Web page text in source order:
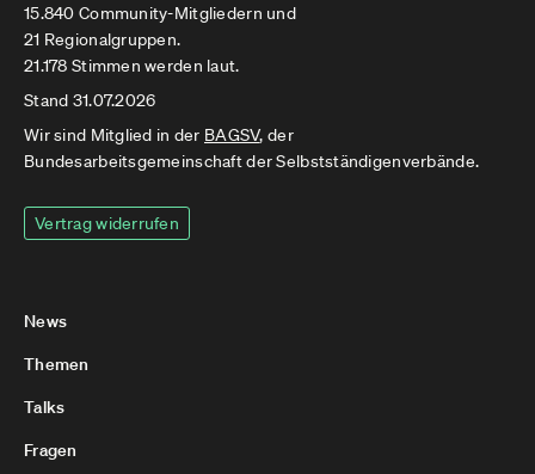
15.840 Community-Mitgliedern und
21 Regionalgruppen.
21.178 Stimmen werden laut.
Stand 31.07.2026
Wir sind Mitglied in der BAGSV, der
Bundesarbeitsgemeinschaft der Selbstständigenverbände.
Vertrag widerrufen
News
Themen
Talks
Fragen